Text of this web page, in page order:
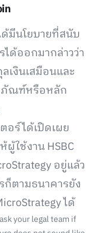
ด้มีนโยบายที่สนับ
ด้ออกมากล่าวว่า
เงินเสมือนและ
ภัณฑ์หรือหลัก
อร์ได้เปิดเผย
ผู้ใช้งาน HSBC
อยู่แล้ว
ก็ตามธนาคารยัง
ได้
your legal team if